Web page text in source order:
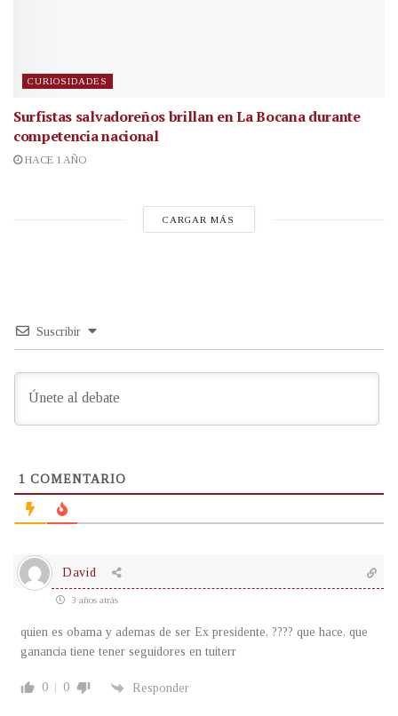
CURIOSIDADES
Surfistas salvadoreños brillan en La Bocana durante
competencia nacional
HACE 1 AÑO
CARGAR MÁS
Suscribir
1 COMENTARIO
David
3 años atrás
quien es obama y ademas de ser Ex presidente, ???? que hace, que
ganancia tiene tener seguidores en tuiterr
0 0 Responder